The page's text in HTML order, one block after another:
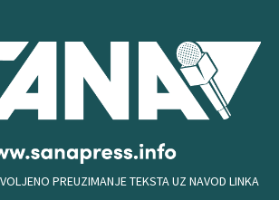
PREUZIMANJE TEKSTA UZ NAVOD LINKA